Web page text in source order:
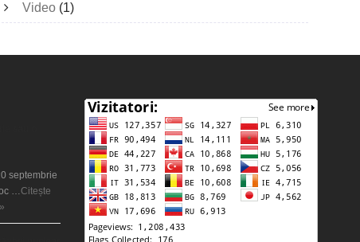
Video (1)
septembrie
…Citește